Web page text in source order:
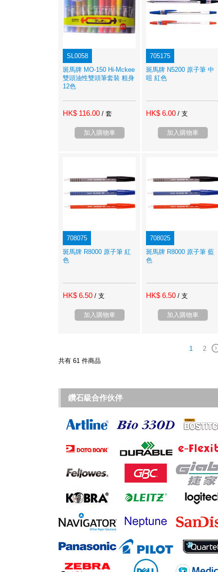
SL0058
斑馬牌 MO-150 Hi-Mckee
雙頭油性雙頭筆套裝 粗身
12色
HK$ 116.00 / 套
加入購物車
705175
斑馬牌 N5200 原子筆 中
咀 紅色
HK$ 6.00 / 支
加入購物車
708075
斑馬牌 R8000 原子筆 紅
色
HK$ 6.50 / 支
加入購物車
708025
斑馬牌 R8000 原子筆 藍
色
HK$ 6.50 / 支
加入購物車
1
2
共有 61 件商品
鑽石級合作伙伴